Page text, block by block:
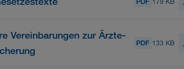
Vereinbarungen zur Ärzte-
PDF 133 KB